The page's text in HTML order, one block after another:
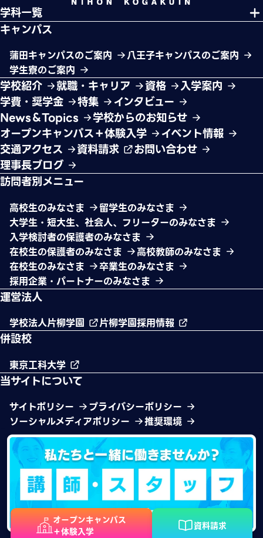
オープンキャンパス
＋体験入学
資料請求
学科一覧
キャンパス
蒲田キャンパスのご案内
八王子キャンパスのご案内
学生寮のご案内
学校紹介 就職・キャリア 資格
入学案内
学費・奨学金
特集
インタビュー
News＆Topics
学校からのお知らせ
オープンキャンパス＋体験入学
イベント情報
交通アクセス
資料請求
お問い合わせ
理事長ブログ
訪問者別メニュー
高校生のみなさま
留学生のみなさま
大学生・短大生、社会人、フリーターのみなさま
入学検討者の保護者のみなさま
在校生の保護者のみなさま
高校教師のみなさま
在校生のみなさま
卒業生のみなさま
採用企業・パートナーのみなさま
運営法人
学校法人片柳学園 片柳学園採用情報
併設校
東京工科大学
当サイトについて
サイトポリシー
プライバシーポリシー
ソーシャルメディアポリシー
推奨環境